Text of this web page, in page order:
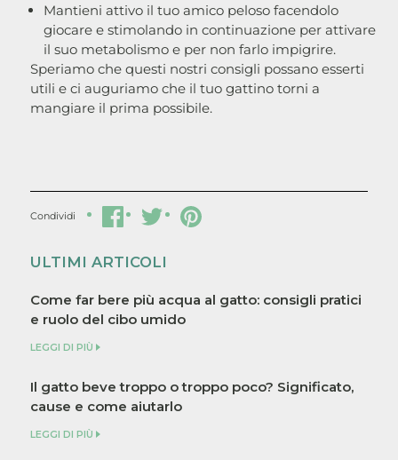
Mantieni attivo il tuo amico peloso facendolo
giocare e stimolando in continuazione per attivare
il suo metabolismo e per non farlo impigrire.
Speriamo che questi nostri consigli possano esserti
utili e ci auguriamo che il tuo gattino torni a
mangiare il prima possibile.
Condividi
Condividi
su
CondividiCondividi
ULTIMI ARTICOLI
Come far bere più acqua al gatto: consigli pratici
e ruolo del cibo umido
LEGGI DI PIÙ
Il gatto beve troppo o troppo poco? Significato,
cause e come aiutarlo
LEGGI DI PIÙ